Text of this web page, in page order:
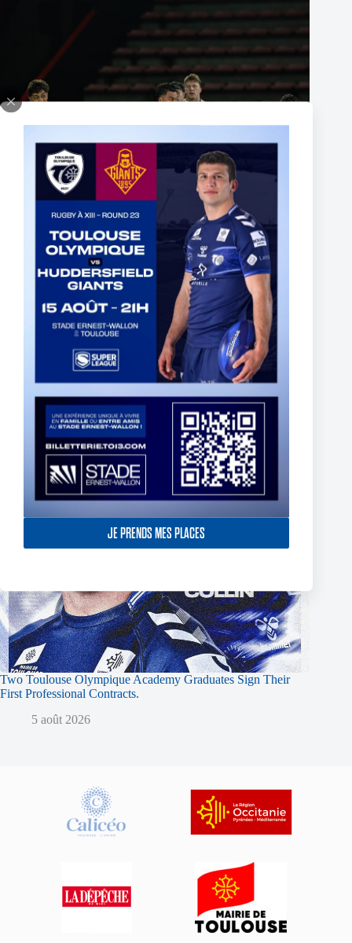
JE PRENDS MES PLACES
The End of Reubenn Rennie’s Olympian Journey
6 août 2026
Two Toulouse Olympique Academy Graduates Sign Their
First Professional Contracts.
5 août 2026